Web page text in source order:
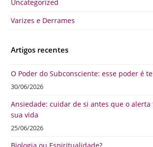
Uncategorized
Varizes e Derrames
Artigos recentes
O Poder do Subconsciente: esse poder é
30/06/2026
Ansiedade: cuidar de si antes que o alerta
sua vida
25/06/2026